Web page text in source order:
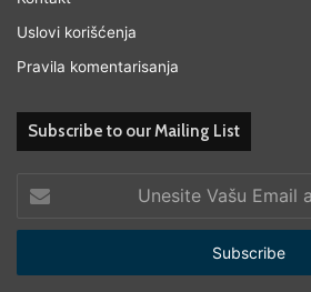
Uslovi korišćenja
Pravila komentarisanja
Subscribe to our Mailing List
Vašu
Email